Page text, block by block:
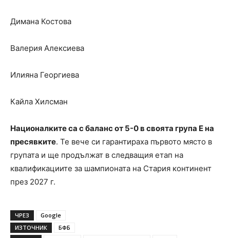
Димана Костова
Валерия Алексиева
Илияна Георгиева
Кайла Хилсман
Националките са с баланс от 5-0 в своята група Е на
пресявките. Te вече си гарантираха първото място в
групата и ще продължат в следващия етап на
квалификациите за шампионата на Стария континент
през 2027 г.
ЧРЕЗ
Google
ИЗТОЧНИК
БФБ